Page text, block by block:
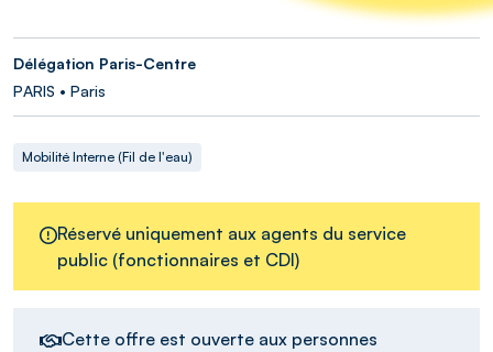
Délégation Paris-Centre
PARIS • Paris
Mobilité Interne (Fil de l'eau)
Réservé uniquement aux agents du service
public (fonctionnaires et CDI)
Cette offre est ouverte aux personnes